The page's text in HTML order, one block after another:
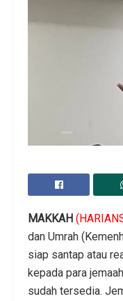
MAKKAH
dan Umrah
siap santap atau
kepada para
sudah tersedia.